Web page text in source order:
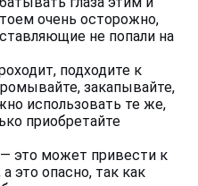
очень осторожно,
не попали на
подходите к
закапывайте,
использовать те же,
приобретайте
это может привести к
это опасно, так как